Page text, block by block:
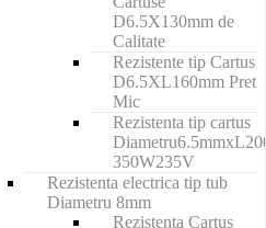
D6.5X130mm de
Calitate
Rezistente tip Cartus
D6.5XL160mm Pret
Mic
Rezistenta tip cartus
350W235V
Rezistenta electrica tip tub
Diametru 8mm
Rezistenta Cartus